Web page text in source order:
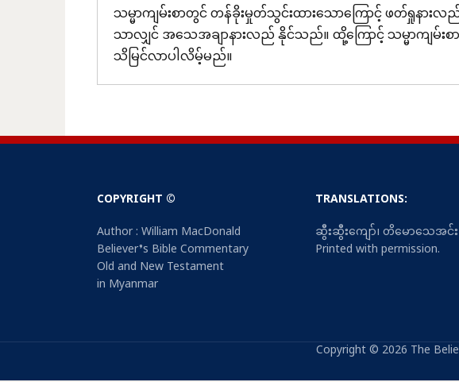
သမ္မာကျမ်းစာတွင် တန်ခိုးမှုတ်သွင်းထားသောကြောင့် ဖတ်ရှုန
သာလျှင် အသေအချာနားလည် နိုင်သည်။ ထို့ကြောင့် သမ္မာက
သိမြင်လာပါလိမ့်မည်။
ပေါ့ပေါ့ဆဆသဘောမထားဖို့ သွန်သင်နေသည်။ ထိုစကားသည် နှစ်ပ
Ironside ရေးသားပြုစုသော In Heavenlies
ကာလ နွေညများတွင် ညစဉ်ညတိုင်း ထိုအနက်ဖွင့်ကျမ်းကို ဖတ်ရှုခဲ့
အနက်ဖွင့်ကျမ်းဆိုသည်မှာ
ကျမ်းရင်းမဟုတ်၊ ကျမ်းမူမဟုတ်သော ကျမ်းစာအနက်ဖွင့်ကျမ်
သည်။ အချို့က အနက်ဖွင့် ကျမ်းသဘောကို ဂဃနဏသေချာစွာနားမ
မြေပုံစာအုပ်၊ ကျမ်းချက်၏ အနှစ်သာရဖော်ထုတ်ခြင်း အစရှိသဖ
၀တ်ပြုရာကျမ်း
တောလည်ရာကျမ်း
ဧသတာဝတ္ထု
တရားဟောရာကျမ်း
ရှင်မာကုခရစ်ဝင်
ဖိလိပ္ပိသြ
ရှင်လုကာခရစ်ဝင်
သက်သာလ
COPYRIGHT ©
Author : William MacDonald
Believer’s Bible Commentary
Old and New Testament
in Myanmar
TRANSLATIONS:
ဆွီးဆွီးကျော်၊ တိမောသေအင်း
Printed with permission.
Copyright © 2026 The